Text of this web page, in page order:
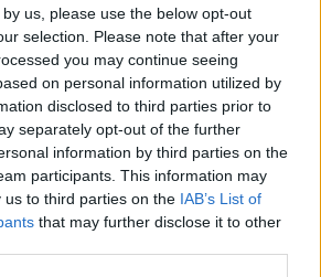
us, please use the below opt-out
selection. Please note that after your
you may continue seeing
on personal information utilized by
disclosed to third parties prior to
separately opt-out of the further
information by third parties on the
participants. This information may
us to third parties on the IAB’s List of
that may further disclose it to other
suosituin poikabändi
ja valloitti pikkutyttöjen
Yhteistyössä